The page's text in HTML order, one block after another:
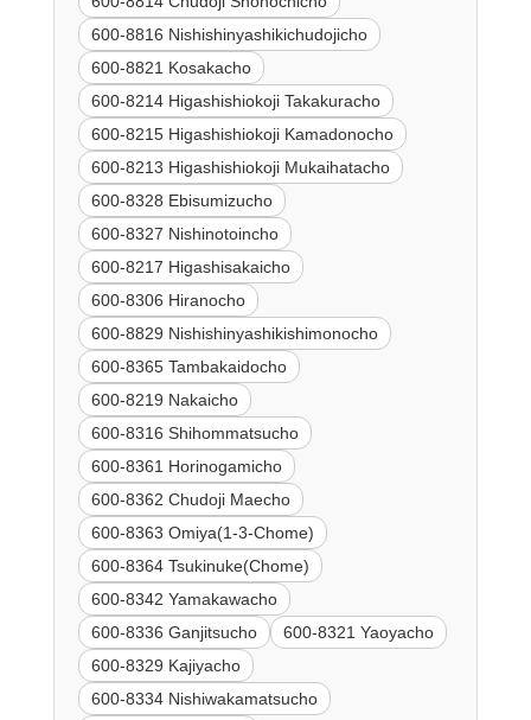
600-8816 Nishishinyashikichudojicho
600-8821 Kosakacho
600-8214 Higashishiokoji Takakuracho
600-8215 Higashishiokoji Kamadonocho
600-8213 Higashishiokoji Mukaihatacho
600-8328 Ebisumizucho
600-8327 Nishinotoincho
600-8217 Higashisakaicho
600-8306 Hiranocho
600-8829 Nishishinyashikishimonocho
600-8365 Tambakaidocho
600-8219 Nakaicho
600-8316 Shihommatsucho
600-8361 Horinogamicho
600-8362 Chudoji Maecho
600-8363 Omiya(1-3-Chome)
600-8364 Tsukinuke(Chome)
600-8342 Yamakawacho
600-8336 Ganjitsucho
600-8321 Yaoyacho
600-8329 Kajiyacho
600-8334 Nishiwakamatsucho